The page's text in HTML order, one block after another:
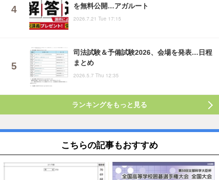
を無料公開…アガルート
2026.7.21 Tue 17:15
司法試験＆予備試験2026、会場を発表…日程
まとめ
2026.5.7 Thu 12:35
ランキングをもっと見る
こちらの記事もおすすめ